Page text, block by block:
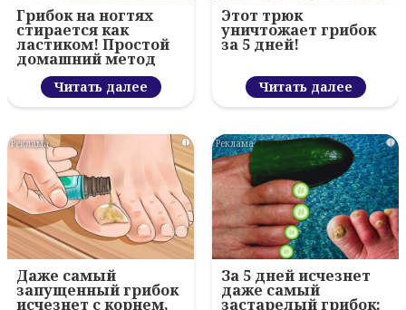
Грибок на ногтях
стирается как
ластиком! Простой
домашний метод
Читать далее
Этот трюк
уничтожает грибок
за 5 дней!
Читать далее
i
Даже самый
запущенный грибок
исчезнет с корнем,
i
За 5 дней исчезнет
даже самый
застарелый грибок: